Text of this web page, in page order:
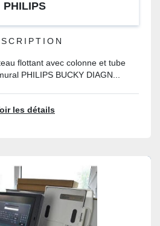
PHILIPS
flottant avec colonne et tube
PHILIPS BUCKY DIAGN...
les détails